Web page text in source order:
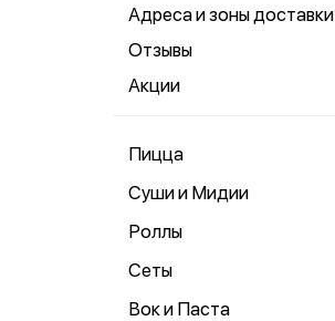
Адреса и зоны доставки
Отзывы
Акции
Пицца
Суши и Мидии
Роллы
Сеты
Вок и Паста